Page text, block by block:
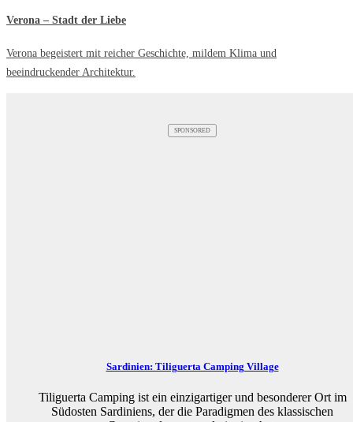
Verona – Stadt der Liebe
Verona begeistert mit reicher Geschichte, mildem Klima und
beeindruckender Architektur.
SPONSORED
Sardinien: Tiliguerta Camping Village
Tiliguerta Camping ist ein einzigartiger und besonderer Ort im
Südosten Sardiniens, der die Paradigmen des klassischen